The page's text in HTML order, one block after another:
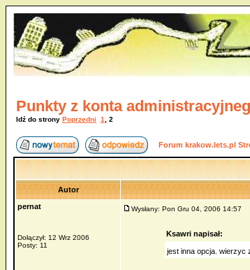
Punkty z konta
Idź do strony Poprzedni 1 2
Forum krakow.lets.pl
Autor
pernat
Dołączył: 12 Wrz 2006
Posty: 11
Wysłany: Pon Gru 04, 2006 14:57
Ksawri napisał:
jest inna opcja. wierzyc